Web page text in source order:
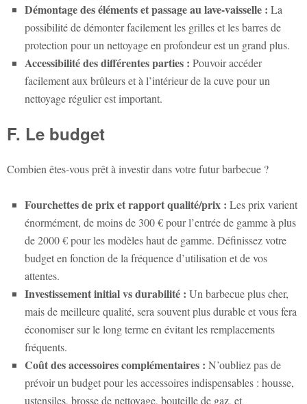
Démontage des éléments et passage au lave-vaisselle : La
possibilité de démonter facilement les grilles et les barres de
protection pour un nettoyage en profondeur est un grand plus.
Accessibilité des différentes parties : Pouvoir accéder
facilement aux brûleurs et à l’intérieur de la cuve pour un
nettoyage régulier est important.
F. Le budget
Combien êtes-vous prêt à investir dans votre futur barbecue ?
Fourchettes de prix et rapport qualité/prix : Les prix varient
énormément, de moins de 300 € pour l’entrée de gamme à plus
de 2000 € pour les modèles haut de gamme. Définissez votre
budget en fonction de la fréquence d’utilisation et de vos
attentes.
Investissement initial vs durabilité : Un barbecue plus cher,
mais de meilleure qualité, sera souvent plus durable et vous fera
économiser sur le long terme en évitant les remplacements
fréquents.
Coût des accessoires complémentaires : N’oubliez pas de
prévoir un budget pour les accessoires indispensables : housse,
ustensiles, brosse de nettoyage, bouteille de gaz, et